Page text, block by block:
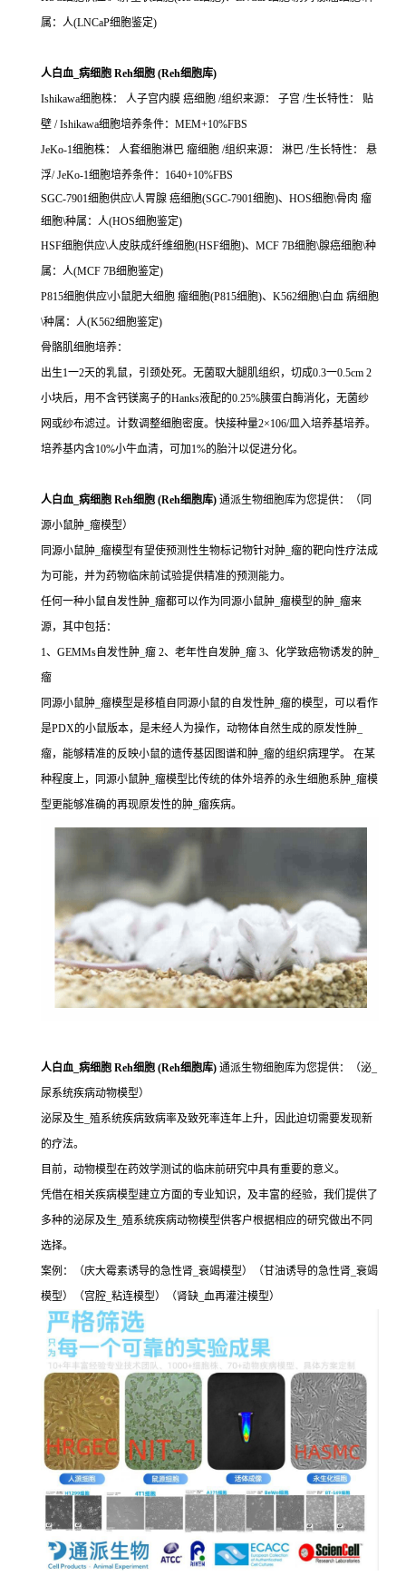
属：人(LNCaP细胞鉴定)
人白血_病细胞 Reh细胞 (Reh细胞库)
Ishikawa细胞株： 人子宫内膜 癌细胞 /组织来源： 子宫 /生长特性： 贴
壁 / Ishikawa细胞培养条件：MEM+10%FBS
JeKo-1细胞株： 人套细胞淋巴 瘤细胞 /组织来源： 淋巴 /生长特性： 悬
浮/ JeKo-1细胞培养条件：1640+10%FBS
SGC-7901细胞供应\人胃腺 癌细胞(SGC-7901细胞)、HOS细胞\骨肉 瘤
细胞\种属：人(HOS细胞鉴定)
HSF细胞供应\人皮肤成纤维细胞(HSF细胞)、MCF 7B细胞\腺癌细胞\种
属：人(MCF 7B细胞鉴定)
P815细胞供应\小鼠肥大细胞 瘤细胞(P815细胞)、K562细胞\白血 病细胞
\种属：人(K562细胞鉴定)
骨骼肌细胞培养：
出生1一2天的乳鼠，引颈处死。无菌取大腿肌组织，切成0.3一0.5cm 2
小块后，用不含钙镁离子的Hanks液配的0.25%胰蛋白酶消化，无菌纱
网或纱布滤过。计数调整细胞密度。快接种量2×106/皿入培养基培养。
培养基内含10%小牛血清，可加1%的胎汁以促进分化。
人白血_病细胞 Reh细胞 (Reh细胞库) 通派生物细胞库为您提供：（同
源小鼠肿_瘤模型）
同源小鼠肿_瘤模型有望使预测性生物标记物针对肿_瘤的靶向性疗法成
为可能，并为药物临床前试验提供精准的预测能力。
任何一种小鼠自发性肿_瘤都可以作为同源小鼠肿_瘤模型的肿_瘤来
源，其中包括：
1、GEMMs自发性肿_瘤 2、老年性自发肿_瘤 3、化学致癌物诱发的肿_
瘤
同源小鼠肿_瘤模型是移植自同源小鼠的自发性肿_瘤的模型，可以看作
是PDX的小鼠版本，是未经人为操作，动物体自然生成的原发性肿_
瘤，能够精准的反映小鼠的遗传基因图谱和肿_瘤的组织病理学。 在某
种程度上，同源小鼠肿_瘤模型比传统的体外培养的永生细胞系肿_瘤模
型更能够准确的再现原发性的肿_瘤疾病。
人白血_病细胞 Reh细胞 (Reh细胞库) 通派生物细胞库为您提供：（泌_
尿系统疾病动物模型）
泌尿及生_殖系统疾病致病率及致死率连年上升，因此迫切需要发现新
的疗法。
目前，动物模型在药效学测试的临床前研究中具有重要的意义。
凭借在相关疾病模型建立方面的专业知识，及丰富的经验，我们提供了
多种的泌尿及生_殖系统疾病动物模型供客户根据相应的研究做出不同
选择。
案例：（庆大霉素诱导的急性肾_衰竭模型）（甘油诱导的急性肾_衰竭
模型）（宫腔_粘连模型）（肾缺_血再灌注模型）